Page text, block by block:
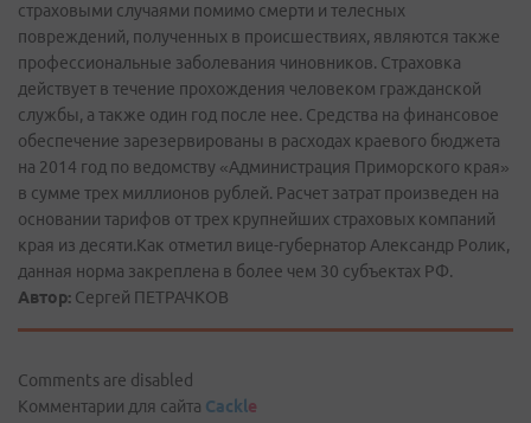
страховыми случаями помимо смерти и телесных
повреждений, полученных в происшествиях, являются также
профессиональные заболевания чиновников. Страховка
действует в течение прохождения человеком гражданской
службы, а также один год после нее. Средства на финансовое
обеспечение зарезервированы в расходах краевого бюджета
на 2014 год по ведомству «Администрация Приморского края»
в сумме трех миллионов рублей. Расчет затрат произведен на
основании тарифов от трех крупнейших страховых компаний
края из десяти.Как отметил вице-губернатор Александр Ролик,
данная норма закреплена в более чем 30 субъектах РФ.
Автор: Сергей ПЕТРАЧКОВ
Comments are disabled
Комментарии для сайта Cackle